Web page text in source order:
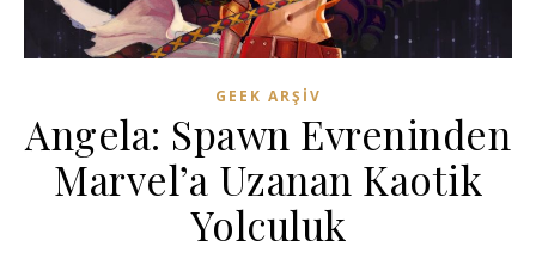
GEEK ARŞIV
Angela: Spawn Evreninden
Marvel’a Uzanan Kaotik
Yolculuk